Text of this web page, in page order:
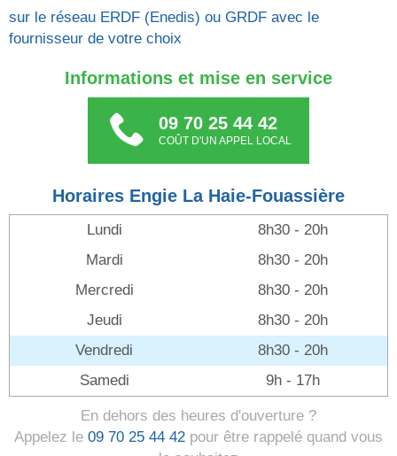
sur le réseau ERDF (Enedis) ou GRDF avec le
fournisseur de votre choix
Informations et mise en service
09 70 25 44 42
COÛT D'UN APPEL LOCAL
Horaires Engie La Haie-Fouassière
Lundi
8h30 - 20h
Mardi
8h30 - 20h
Mercredi
8h30 - 20h
Jeudi
8h30 - 20h
Vendredi
8h30 - 20h
Samedi
9h - 17h
En dehors des heures d'ouverture ?
Appelez le 09 70 25 44 42 pour être rappelé quand vous